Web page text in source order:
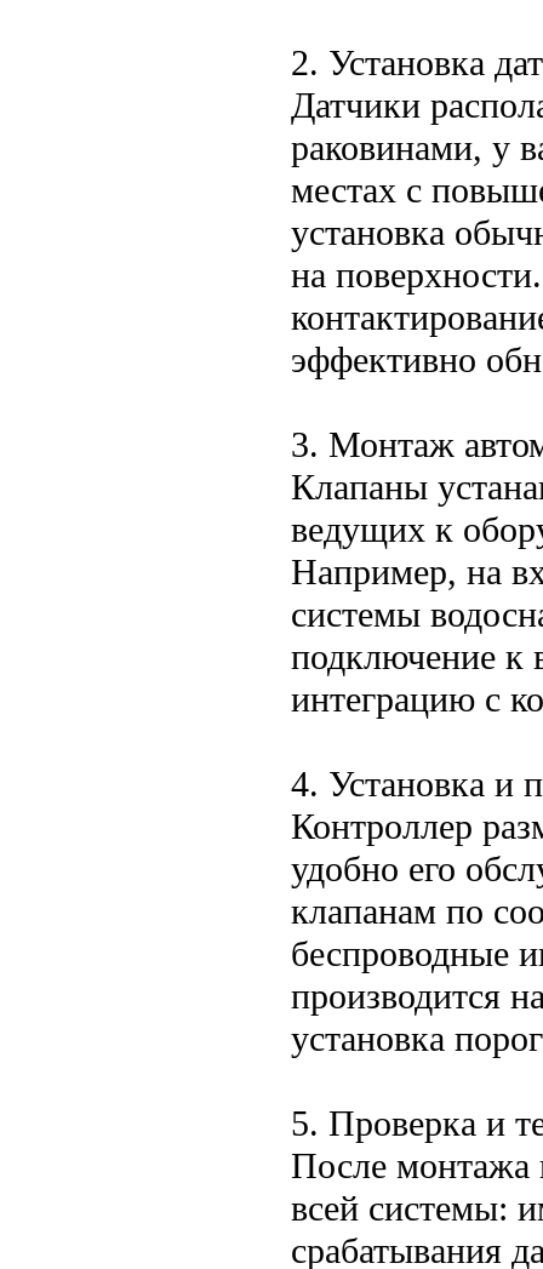
2. Установка
Датчики
раковинами, у
местах с
установка
на
эффективно
3. Монтаж
Клапаны
ведущих к
Например, на
системы
подключение к
интеграцию с
4. Установка и
Контроллер
удобно его
клапанам по
беспроводные
производится
установка
5. Проверка и
После монтажа
всей системы:
срабатывания